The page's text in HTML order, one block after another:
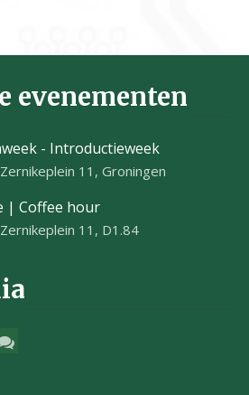
evenementen
- Introductieweek
Zernikeplein 11, Groningen
| Coffee hour
Zernikeplein 11, D1.84